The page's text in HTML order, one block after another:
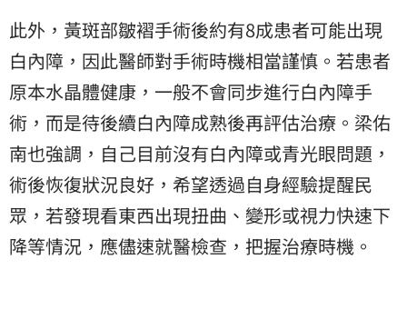
此外，黃斑部皺褶手術後約有8成患者可能出現
白內障，因此醫師對手術時機相當謹慎。若患者
原本水晶體健康，一般不會同步進行白內障手
術，而是待後續白內障成熟後再評估治療。梁佑
南也強調，自己目前沒有白內障或青光眼問題，
術後恢復狀況良好，希望透過自身經驗提醒民
眾，若發現看東西出現扭曲、變形或視力快速下
降等情況，應儘速就醫檢查，把握治療時機。